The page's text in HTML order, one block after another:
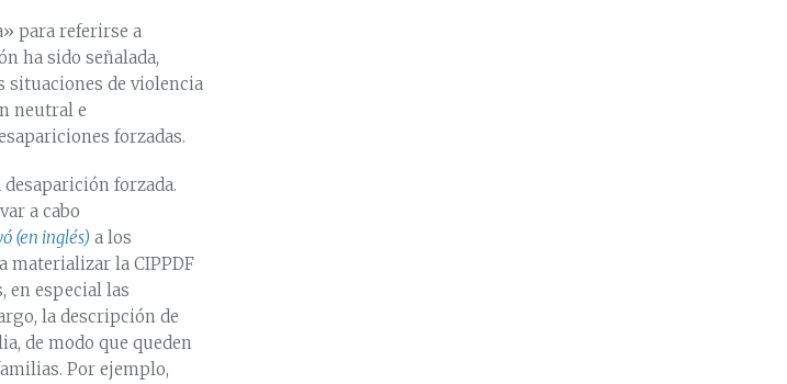
para referirse a
ha sido señalada,
situaciones de violencia
neutral e
forzadas.
forzada.
a cabo
(en inglés) a los
materializar la CIPPDF
en especial las
la descripción de
de modo que queden
Por ejemplo,